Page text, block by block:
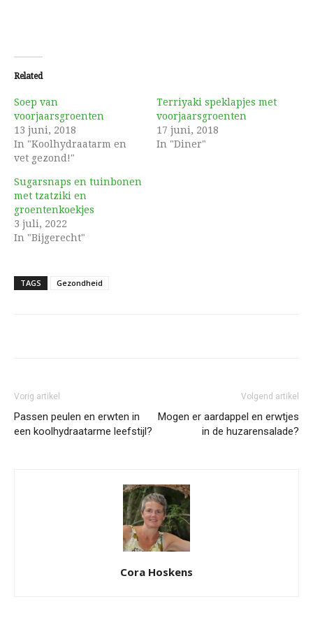
Related
Soep van
voorjaarsgroenten
13 juni, 2018
In "Koolhydraatarm en
vet gezond!"
Terriyaki speklapjes met
voorjaarsgroenten
17 juni, 2018
In "Diner"
Sugarsnaps en tuinbonen
met tzatziki en
groentenkoekjes
3 juli, 2022
In "Bijgerecht"
TAGS Gezondheid
Vorig artikel
Passen peulen en erwten in
een koolhydraatarme leefstijl?
Volgend artikel
Mogen er aardappel en erwtjes
in de huzarensalade?
Cora Hoskens